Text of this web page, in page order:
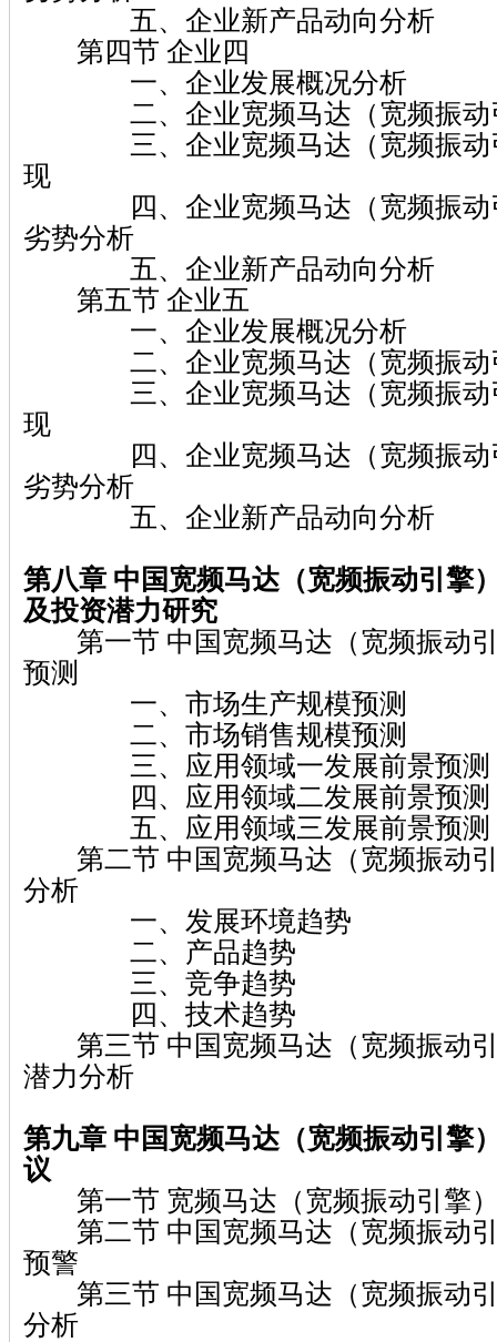
五、企业新产品动向分析
第四节 企业四
一、企业发展概况分析
二、企业宽频马达（宽频振动
三、企业宽频马达（宽频振动
现
四、企业宽频马达（宽频振动
劣势分析
五、企业新产品动向分析
第五节 企业五
一、企业发展概况分析
二、企业宽频马达（宽频振动
三、企业宽频马达（宽频振动
现
四、企业宽频马达（宽频振动
劣势分析
五、企业新产品动向分析
第八章 中国宽频马达（宽频振动引擎
及投资潜力研究
第一节 中国宽频马达（宽频振动
预测
一、市场生产规模预测
二、市场销售规模预测
三、应用领域一发展前景预测
四、应用领域二发展前景预测
五、应用领域三发展前景预测
第二节 中国宽频马达（宽频振动
分析
一、发展环境趋势
二、产品趋势
三、竞争趋势
四、技术趋势
第三节 中国宽频马达（宽频振动
潜力分析
第九章 中国宽频马达（宽频振动引擎
议
第一节 宽频马达（宽频振动引擎
第二节 中国宽频马达（宽频振动
预警
第三节 中国宽频马达（宽频振动
分析